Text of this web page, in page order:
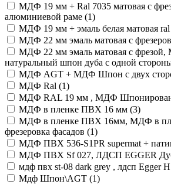
МДФ 19 мм + Ral 7035 матовая с
алюминиевой раме (1)
МДФ 19 мм + эмаль белая матовая ral
МДФ 22 мм эмаль матовая с
МДФ 22 мм эмаль матовая с
натуральный шпон дуба с одной
МДФ AGT + МДФ Шпон с двух
МДФ Ral (1)
МДФ RAL 19 мм , МДФ
МДФ в пленке ПВХ 16 мм (3)
МДФ в пленке ПВХ 16мм, МДФ в
фрезеровка фасадов (1)
МДФ ПВХ 536-S1PR supermat +
МДФ ПВХ Sf 027, ЛДСП EGGER Дуб
мдф пвх st-08 dark grey , лдсп Egger
Мдф Шпон\AGT (1)